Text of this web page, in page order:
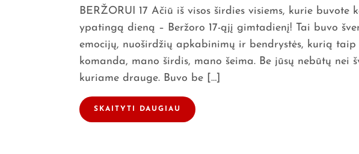
BERŽORUI 17 Ačiū iš visos širdies visiems, kurie buvote
ypatingą dieną – Beržoro 17-ąjį gimtadienį! Tai buvo
emocijų, nuoširdžių apkabinimų ir bendrystės, kurią taip
komanda, mano širdis, mano šeima. Be jūsų nebūtų nei
kuriame drauge. Buvo be […]
SKAITYTI DAUGIAU